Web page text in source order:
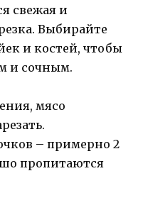
свежая и
Выбирайте
и костей, чтобы
и сочным.
мясо
– примерно 2
пропитаются